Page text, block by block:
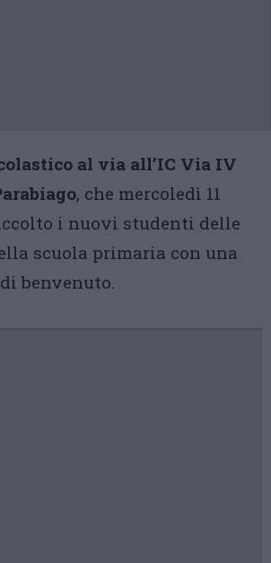
al via all’IC Via IV
, che mercoledì 11
i nuovi studenti delle
scuola primaria con una
benvenuto.